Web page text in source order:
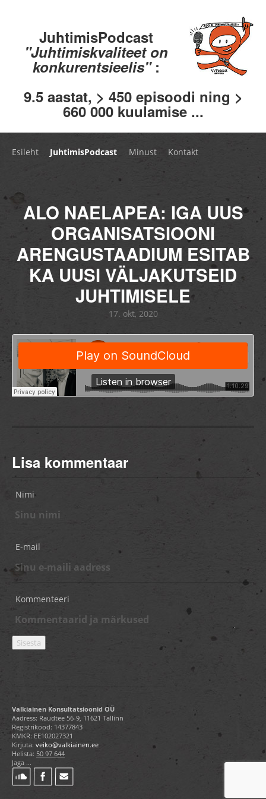
JuhtimisPodcast
"Juhtimiskvaliteet on
konkurentsieelis" :
9.5 aastat, > 450 episoodi ning >
660 000 kuulamise ...
Esileht JuhtimisPodcast Minust Kontakt
ALO NAELAPEA: IGA UUS
ORGANISATSIOONI
ARENGUSTAADIUM ESITAB
KA UUSI VÄLJAKUTSEID
JUHTIMISELE
17. okt, 2020
Lisa kommentaar
Nimi
E-mail
Kommenteeri
Valkiainen Konsultatsioonid OÜ
Aadress: Raudtee 56-9, 11621 Tallinn
Registrikood: 14377843
KMKR: EE102027321
Kirjuta: veiko@valkiainen.ee
Helista: 50 97 644
Jaga ...